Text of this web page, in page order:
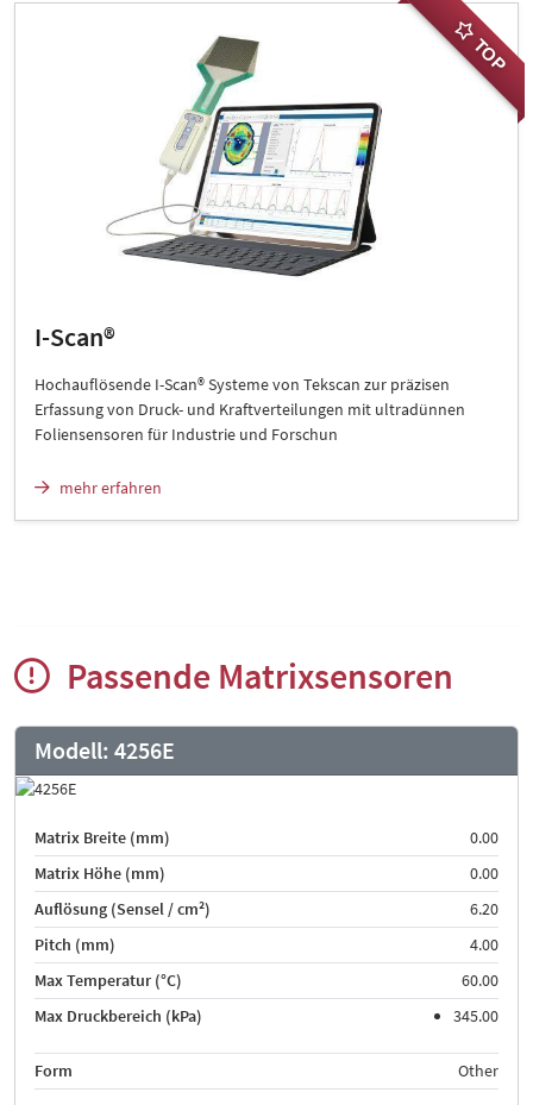
TOP
I-Scan®
Hochauflösende I-Scan® Systeme von Tekscan zur präzisen
Erfassung von Druck- und Kraftverteilungen mit ultradünnen
Foliensensoren für Industrie und Forschun
mehr erfahren
Passende Matrixsensoren
Modell: 4256E
Matrix Breite (mm)
0.00
Matrix Höhe (mm)
0.00
Auflösung (Sensel / cm²)
6.20
Pitch (mm)
4.00
Max Temperatur (°C)
60.00
Max Druckbereich (kPa)
345.00
Form Other